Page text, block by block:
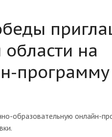
на
программу
образовательную онлайн-